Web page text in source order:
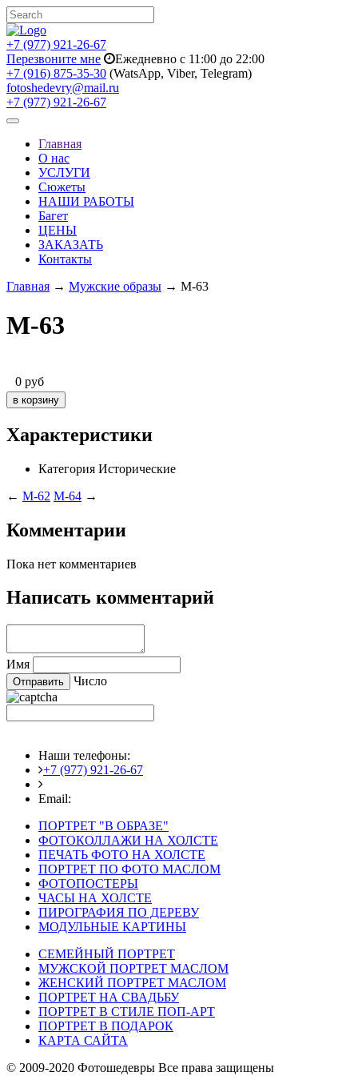
+7 (977) 921-26-67
Перезвоните мне
Ежедневно с 11:00 до 22:00
+7 (916) 875-35-30 (WatsApp, Viber, Telegram)
fotoshedevry@mail.ru
+7 (977) 921-26-67
Toggle
navigationГлавная
О нас
УСЛУГИ
Сюжеты
НАШИ РАБОТЫ
Багет
ЦЕНЫ
ЗАКАЗАТЬ
Контакты
Главная → Мужские образы → M-63
M-63
0 руб
Характеристики
Категория Исторические
← M-62 M-64 →
Комментарии
Пока нет комментариев
Написать комментарий
Имя
Число
Наши телефоны:
+7 (977) 921-26-67
Email:
ПОРТРЕТ "В ОБРАЗЕ"
ФОТОКОЛЛАЖИ НА ХОЛСТЕ
ПЕЧАТЬ ФОТО НА ХОЛСТЕ
ПОРТРЕТ ПО ФОТО МАСЛОМ
ФОТОПОСТЕРЫ
ЧАСЫ НА ХОЛСТЕ
ПИРОГРАФИЯ ПО ДЕРЕВУ
МОДУЛЬНЫЕ КАРТИНЫ
СЕМЕЙНЫЙ ПОРТРЕТ
МУЖСКОЙ ПОРТРЕТ МАСЛОМ
ЖЕНСКИЙ ПОРТРЕТ МАСЛОМ
ПОРТРЕТ НА СВАДЬБУ
ПОРТРЕТ В СТИЛЕ ПОП-АРТ
ПОРТРЕТ В ПОДАРОК
КАРТА САЙТА
© 2009-2020 Фотошедевры Все права защищены